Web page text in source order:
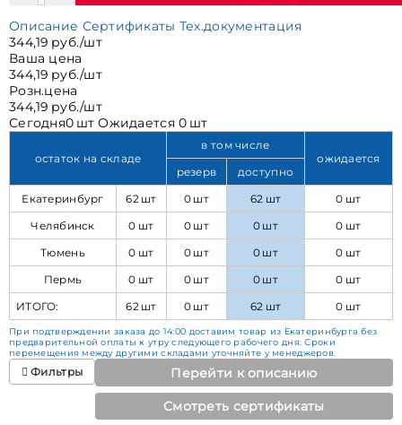
Описание Сертификаты Тех.документация
344,19 руб./шт
Ваша цена
344,19 руб./шт
Розн.цена
344,19 руб./шт
Сегодня0 шт Ожидается 0 шт
остаток на складе
в том числе
ожидается
резерв
доступно
Екатеринбург
62 шт 0 шт 62 шт
0 шт
Челябинск
0 шт 0 шт 0 шт
0 шт
Тюмень
0 шт 0 шт 0 шт
0 шт
Пермь
0 шт 0 шт 0 шт
0 шт
ИТОГО:
62 шт 0 шт 62 шт 0 шт
При подтверждении заказа до 14:00 доставим товар из Екатеринбурга без
предварительной оплаты к утру следующего рабочего дня. Сроки
перемещения между другими складами уточняйте у менеджеров.
Фильтры Перейти к описанию
Смотреть сертификаты